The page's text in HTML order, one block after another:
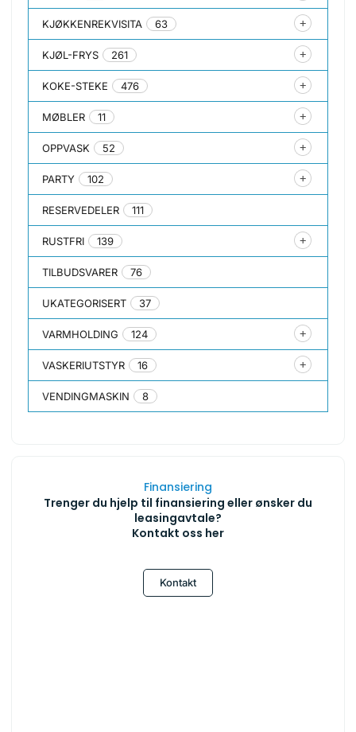
KJØKKENREKVISITA 63
KJØL-FRYS 261
KOKE-STEKE 476
MØBLER 11
OPPVASK 52
PARTY 102
RESERVEDELER 111
RUSTFRI 139
TILBUDSVARER 76
UKATEGORISERT 37
VARMHOLDING 124
VASKERIUTSTYR 16
VENDINGMASKIN 8
Finansiering
Trenger du hjelp til finansiering eller ønsker du
leasingavtale?
Kontakt oss her
Kontakt